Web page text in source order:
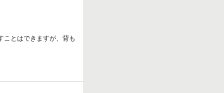
ことはできますが、背も